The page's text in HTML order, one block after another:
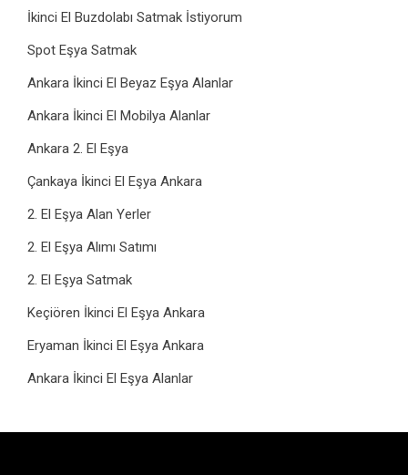
İkinci El Buzdolabı Satmak İstiyorum
Spot Eşya Satmak
Ankara İkinci El Beyaz Eşya Alanlar
Ankara İkinci El Mobilya Alanlar
Ankara 2. El Eşya
Çankaya İkinci El Eşya Ankara
2. El Eşya Alan Yerler
2. El Eşya Alımı Satımı
2. El Eşya Satmak
Keçiören İkinci El Eşya Ankara
Eryaman İkinci El Eşya Ankara
Ankara İkinci El Eşya Alanlar